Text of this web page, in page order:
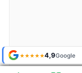
★★★★★4,9Google
Shop roku'24 + '25
★★★★★4,9Google
Shop roku'24 + '25